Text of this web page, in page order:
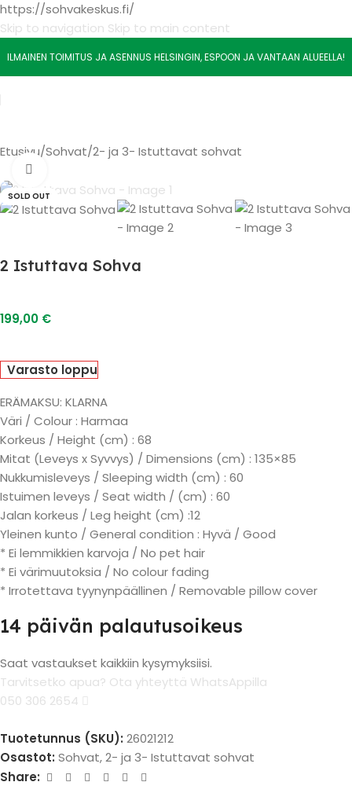
https://sohvakeskus.fi/
Skip to navigation Skip to main content
ILMAINEN TOIMITUS JA ASENNUS HELSINGIN, ESPOON JA VANTAAN ALUEELLA!
Etusivu/Sohvat/2- ja 3- Istuttavat sohvat
SOLD OUT
2 Istuttava Sohva
199,00 €
Varasto loppu
ERÄMAKSU: KLARNA
Väri / Colour : Harmaa
Korkeus / Height (cm) : 68
Mitat (Leveys x Syvvys) / Dimensions (cm) : 135×85
Nukkumisleveys / Sleeping width (cm) : 60
Istuimen leveys / Seat width / (cm) : 60
Jalan korkeus / Leg height (cm) :12
Yleinen kunto / General condition : Hyvä / Good
* Ei lemmikkien karvoja / No pet hair
* Ei värimuutoksia / No colour fading
* Irrotettava tyynynpäällinen / Removable pillow cover
14 päivän palautusoikeus
Saat vastaukset kaikkiin kysymyksiisi.
Tarvitsetko apua? Ota yhteyttä WhatsAppilla
050 306 2654
Tuotetunnus (SKU): 26021212
Osastot: Sohvat,2- ja 3- Istuttavat sohvat
Share: